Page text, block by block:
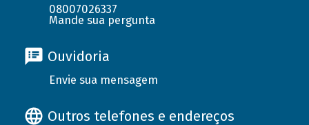
08007026337
Mande sua pergunta
Ouvidoria
Envie sua mensagem
Outros telefones e endereços